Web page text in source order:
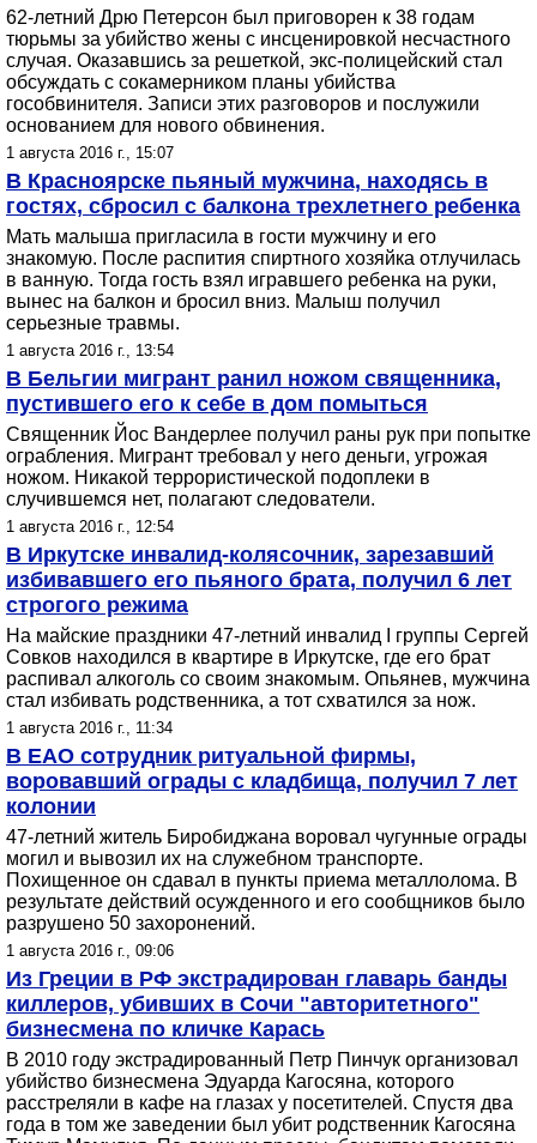
62-летний Дрю Петерсон был приговорен к 38 годам
тюрьмы за убийство жены с инсценировкой несчастного
случая. Оказавшись за решеткой, экс-полицейский стал
обсуждать с сокамерником планы убийства
гособвинителя. Записи этих разговоров и послужили
основанием для нового обвинения.
1 августа 2016 г., 15:07
В Красноярске пьяный мужчина, находясь в
гостях, сбросил с балкона трехлетнего ребенка
Мать малыша пригласила в гости мужчину и его
знакомую. После распития спиртного хозяйка отлучилась
в ванную. Тогда гость взял игравшего ребенка на руки,
вынес на балкон и бросил вниз. Малыш получил
серьезные травмы.
1 августа 2016 г., 13:54
В Бельгии мигрант ранил ножом священника,
пустившего его к себе в дом помыться
Священник Йос Вандерлее получил раны рук при попытке
ограбления. Мигрант требовал у него деньги, угрожая
ножом. Никакой террористической подоплеки в
случившемся нет, полагают следователи.
1 августа 2016 г., 12:54
В Иркутске инвалид-колясочник, зарезавший
избивавшего его пьяного брата, получил 6 лет
строгого режима
На майские праздники 47-летний инвалид I группы Сергей
Совков находился в квартире в Иркутске, где его брат
распивал алкоголь со своим знакомым. Опьянев, мужчина
стал избивать родственника, а тот схватился за нож.
1 августа 2016 г., 11:34
В ЕАО сотрудник ритуальной фирмы,
воровавший ограды с кладбища, получил 7 лет
колонии
47-летний житель Биробиджана воровал чугунные ограды
могил и вывозил их на служебном транспорте.
Похищенное он сдавал в пункты приема металлолома. В
результате действий осужденного и его сообщников было
разрушено 50 захоронений.
1 августа 2016 г., 09:06
Из Греции в РФ экстрадирован главарь банды
киллеров, убивших в Сочи "авторитетного"
бизнесмена по кличке Карась
В 2010 году экстрадированный Петр Пинчук организовал
убийство бизнесмена Эдуарда Кагосяна, которого
расстреляли в кафе на глазах у посетителей. Спустя два
года в том же заведении был убит родственник Кагосяна